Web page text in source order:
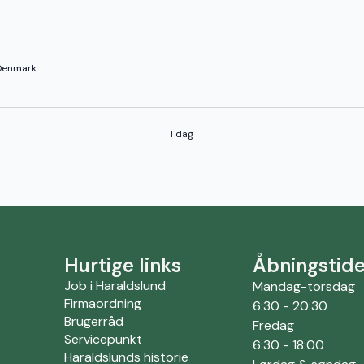
I dag
Hurtige links
Job i Haraldslund
Firmaordning
Brugerråd
Servicepunkt
Haraldslunds historie
Mandag-torsdag
6:30 - 20:30
Fredag
6:30 - 18:00